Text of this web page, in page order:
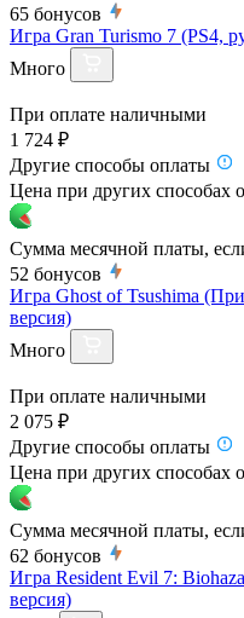
65 бонусов
Игра Gran Turismo 7 (PS4,
Много
При оплате наличными
1 724 ₽
Другие способы оплаты
Цена при других способах
Сумма месячной платы,
52 бонусов
Игра Ghost of Tsushima
версия)
Много
При оплате наличными
2 075 ₽
Другие способы оплаты
Цена при других способах
Сумма месячной платы,
62 бонусов
Игра Resident Evil 7:
версия)